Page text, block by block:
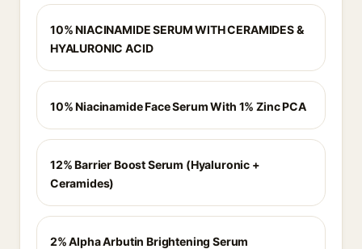
10% NIACINAMIDE SERUM WITH CERAMIDES &
HYALURONIC ACID
10% Niacinamide Face Serum With 1% Zinc PCA
12% Barrier Boost Serum (Hyaluronic +
Ceramides)
2% Alpha Arbutin Brightening Serum